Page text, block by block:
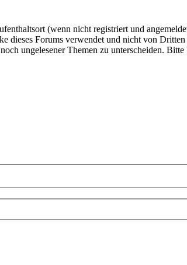
(wenn nicht registriert und
dieses Forums verwendet und nicht von Dritten
ungelesener Themen zu unterscheiden. Bitte